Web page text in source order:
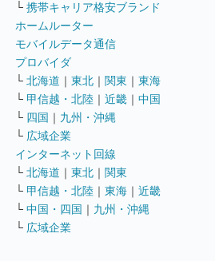
└ 携帯キャリア格安ブランド
ホームルーター
モバイルデータ通信
プロバイダ
└ 北海道 ｜ 東北 ｜ 関東 ｜ 東海
└ 甲信越・北陸 ｜ 近畿 ｜ 中国
└ 四国 ｜ 九州・沖縄
└ 広域企業
インターネット回線
└ 北海道 ｜ 東北 ｜ 関東
└ 甲信越・北陸 ｜ 東海 ｜ 近畿
└ 中国・四国 ｜ 九州・沖縄
└ 広域企業